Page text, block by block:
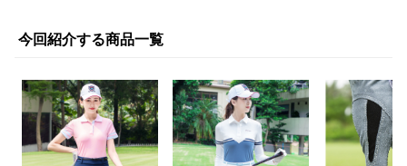
今回紹介する商品一覧